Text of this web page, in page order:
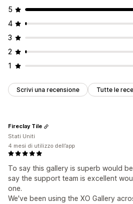
5
4
3
2
1
Scrivi una recensione Tutte le
To say this gallery is superb would
say the support team is excellent
one.
We've been using the XO Gallery
Fireclay Tile
Stati Uniti
4 mesi di utilizzo dell’app